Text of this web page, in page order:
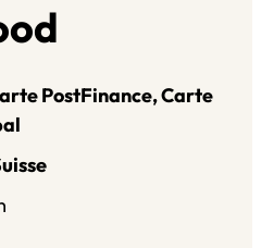
PostFinance, Carte